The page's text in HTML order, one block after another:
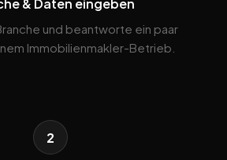
& Daten eingeben
und beantworte ein paar
Immobilienmakler-Betrieb.
2